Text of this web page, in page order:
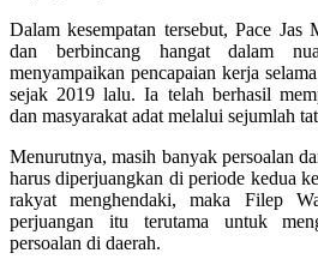
Dalam kesempatan tersebut, Pace Jas
dan berbincang hangat dalam
menyampaikan pencapaian kerja
sejak 2019 lalu. Ia telah berhasil
dan masyarakat adat melalui sejumlah
Menurutnya, masih banyak persoalan
harus diperjuangkan di periode kedua
rakyat menghendaki, maka Filep
perjuangan itu terutama untuk
persoalan di daerah.